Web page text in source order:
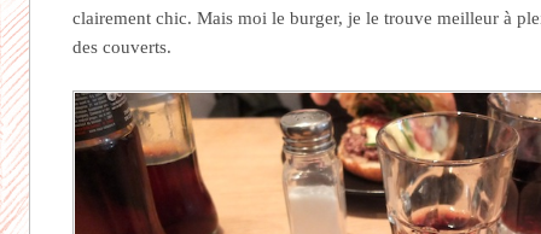
clairement chic. Mais moi le burger, je le trouve meilleur à
des couverts.